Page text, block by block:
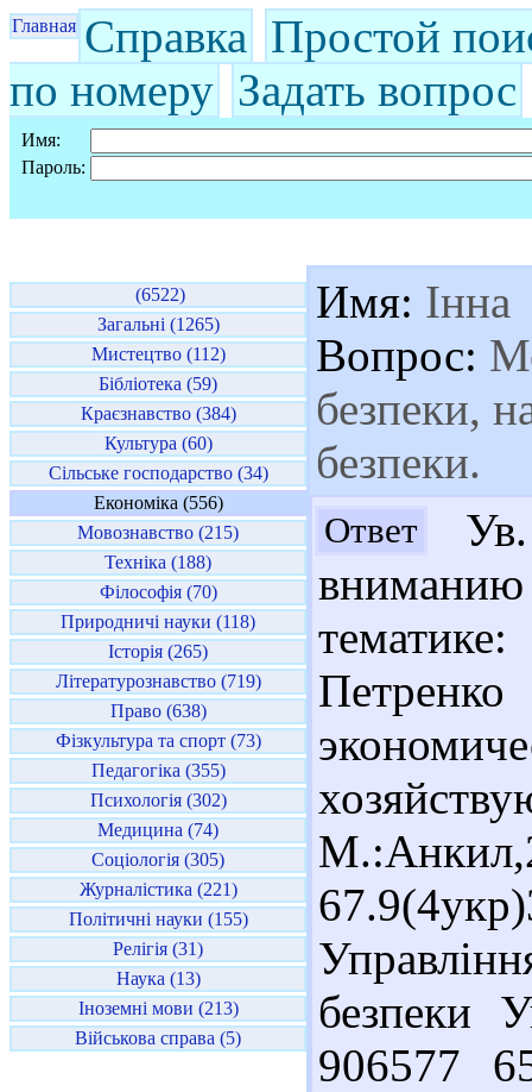
Главная Справка Простой
по номеру Задать вопрос
Имя:
Пароль:
(6522)
Загальні (1265)
Мистецтво (112)
Бібліотека (59)
Краєзнавство (384)
Культура (60)
Сільське господарство (34)
Економіка (556)
Мовознавство (215)
Техніка (188)
Філософія (70)
Природничі науки (118)
Історія (265)
Літературознавство (719)
Право (638)
Фізкультура та спорт (73)
Педагогіка (355)
Психологія (302)
Медицина (74)
Соціологія (305)
Журналістика (221)
Політичні науки (155)
Релігія (31)
Наука (13)
Іноземні мови (213)
Військова справа (5)
Имя: Інна
Вопрос:
безпеки,
безпеки.
Ответ
безпеки
906577